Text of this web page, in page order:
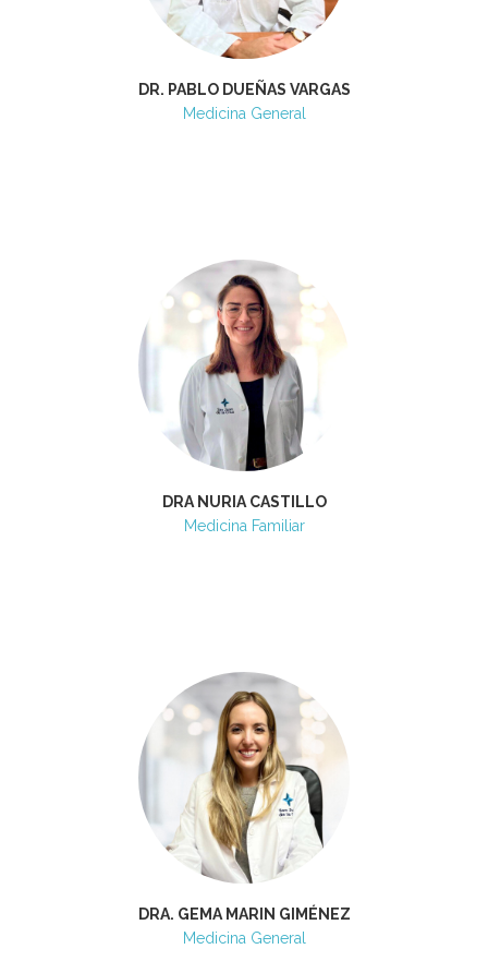
DR. PABLO DUEÑAS VARGAS
Medicina General
DRA NURIA CASTILLO
Medicina Familiar
DRA. GEMA MARIN GIMÉNEZ
Medicina General